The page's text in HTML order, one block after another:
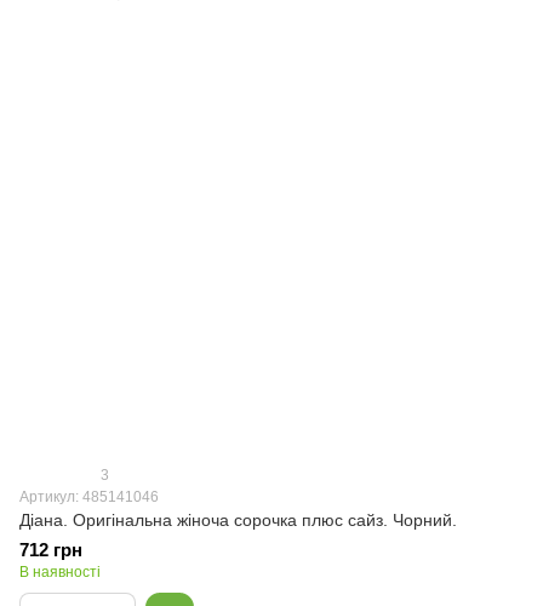
3
Артикул: 485141046
Діана. Оригінальна жіноча сорочка плюс сайз. Чорний.
712 грн
В наявності